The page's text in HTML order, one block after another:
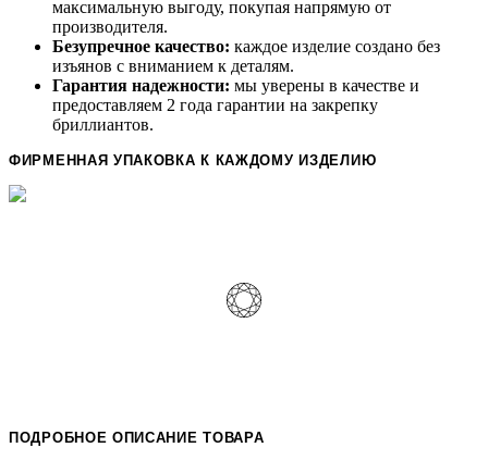
максимальную выгоду, покупая напрямую от
производителя.
Безупречное качество: каждое изделие создано без
изъянов с вниманием к деталям.
Гарантия надежности: мы уверены в качестве и
предоставляем 2 года гарантии на закрепку
бриллиантов.
ФИРМЕННАЯ УПАКОВКА К КАЖДОМУ ИЗДЕЛИЮ
ПОДРОБНОЕ ОПИСАНИЕ ТОВАРА